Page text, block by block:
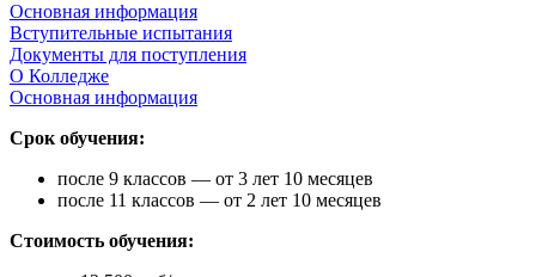
Основная информация
Вступительные испытания
Документы для поступления
О Колледже
Основная информация
Срок обучения:
после 9 классов — от 3 лет 10 месяцев
после 11 классов — от 2 лет 10 месяцев
Стоимость обучения: